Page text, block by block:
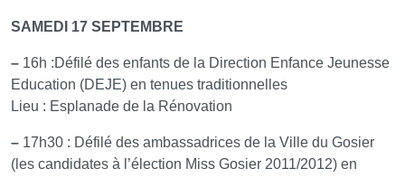
SAMEDI 17 SEPTEMBRE
– 16h :Défilé des enfants de la Direction Enfance Jeunesse
Education (DEJE) en tenues traditionnelles
Lieu : Esplanade de la Rénovation
– 17h30 : Défilé des ambassadrices de la Ville du Gosier
(les candidates à l’élection Miss Gosier 2011/2012) en